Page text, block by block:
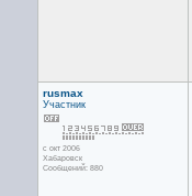
rusmax
Участник
с окт 2006
Хабаровск
Сообщений: 880